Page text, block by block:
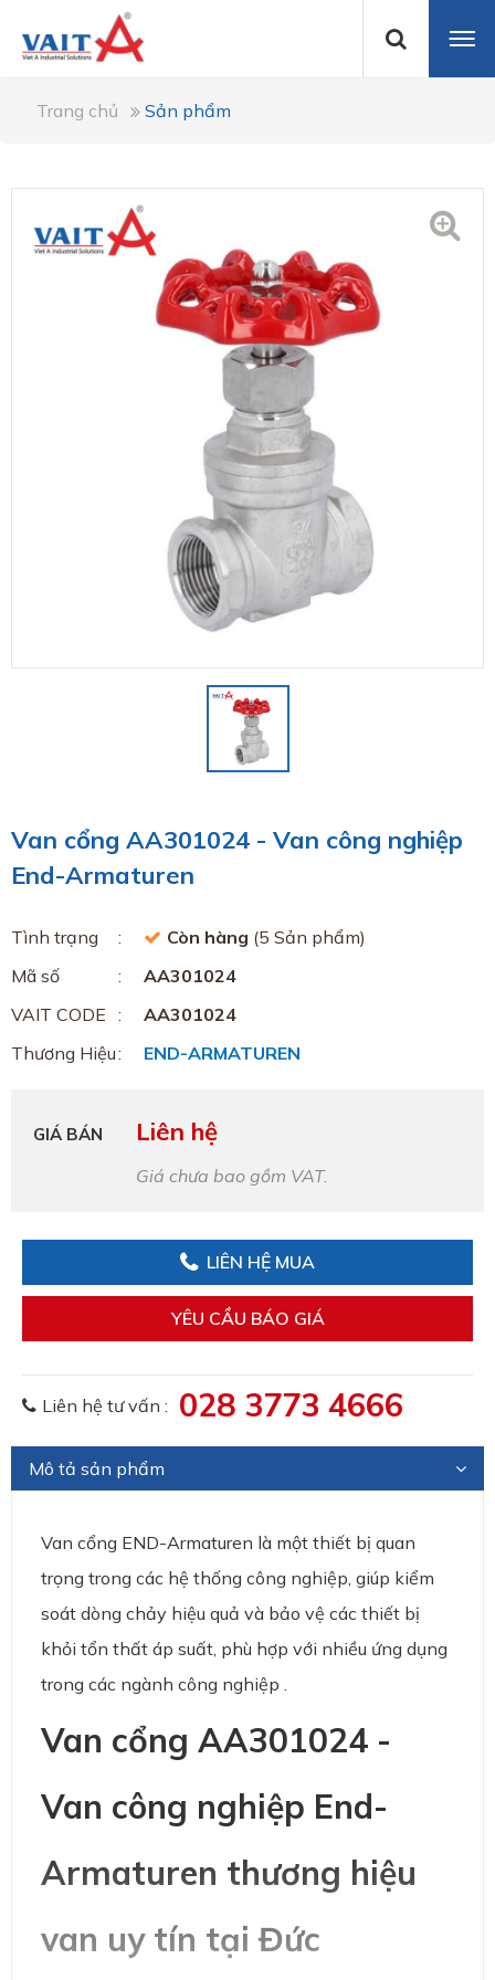
Trang chủ Sản phẩm
Van cổng AA301024 - Van công nghiệp
End-Armaturen
Tình trạng Còn hàng (5 Sản phẩm)
Mã số
AA301024
VAIT CODE
AA301024
Thương Hiệu
END-ARMATUREN
GIÁ BÁN Liên hệ
Giá chưa bao gồm VAT.
LIÊN HỆ MUA
YÊU CẦU BÁO GIÁ
Liên hệ tư vấn : 028 3773 4666
Mô tả sản phẩm
Van cổng END-Armaturen là một thiết bị quan
trọng trong các hệ thống công nghiệp, giúp kiểm
soát dòng chảy hiệu quả và bảo vệ các thiết bị
khỏi tổn thất áp suất, phù hợp với nhiều ứng dụng
trong các ngành công nghiệp .
Van cổng AA301024 -
Van công nghiệp End-
Armaturen thương hiệu
van uy tín tại Đức